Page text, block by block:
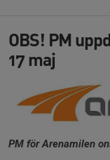
OBS! PM
17 maj
PM för Arenamilen